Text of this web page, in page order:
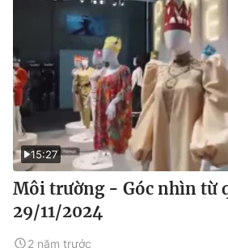
15:27
Môi trường - Góc nhìn từ
29/11/2024
2 năm trước